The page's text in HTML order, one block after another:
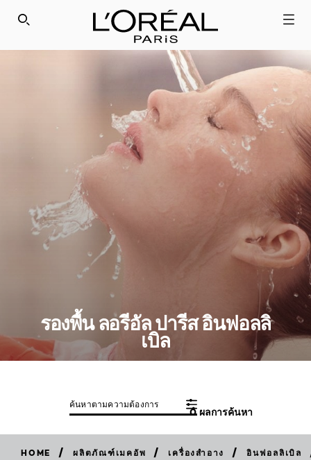
SEARCH THIS SITE
รองพื้น ลอรีอัล ปารีส อินฟอลลิ
เบิล
0 ผลการค้นหา
ค้นหาตามความต้องการ
HOME / ผลิตภัณฑ์เมคอัพ / เครื่องสำอาง / อินฟอลลิเบิล